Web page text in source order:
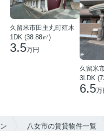
久留米市田主丸町殖木
1DK (38.88㎡)
3.5万円
久留米
3LDK
6.5万
八女市の賃貸物件一覧